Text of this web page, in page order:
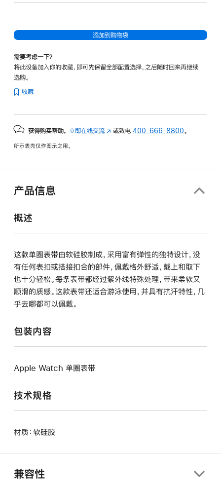
添加到购物袋
需要考虑一下？
将此设备加入你的收藏，即可先保留全部配置选择，之后随时回来再继续
选购。
收藏
获得购买帮助， 立即在线交流 (在
中
或致电400-666-8800 。
所示表壳仅作图示之用。
产品信息
概述
这款单圈表带由软硅胶制成，采用富有弹性的独特设计，没
有任何表扣或搭接扣合的部件，佩戴格外舒适，戴上和取下
也十分轻松。每条表带都经过紫外线特殊处理，带来柔软又
顺滑的质感。这款表带还适合游泳使用，并具有抗汗特性，几
乎去哪都可以佩戴。
包装内容
Apple Watch 单圈表带
技术规格
材质：软硅胶
兼容性